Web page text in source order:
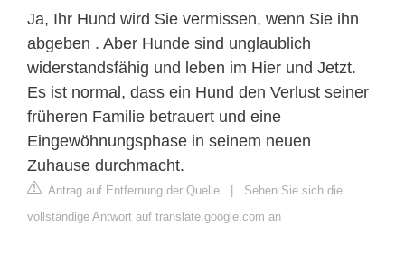
Ja, Ihr Hund wird Sie vermissen, wenn Sie ihn
abgeben . Aber Hunde sind unglaublich
widerstandsfähig und leben im Hier und Jetzt.
Es ist normal, dass ein Hund den Verlust seiner
früheren Familie betrauert und eine
Eingewöhnungsphase in seinem neuen
Zuhause durchmacht.
Antrag auf Entfernung der Quelle | Sehen Sie sich die
vollständige Antwort auf translate.google.com an